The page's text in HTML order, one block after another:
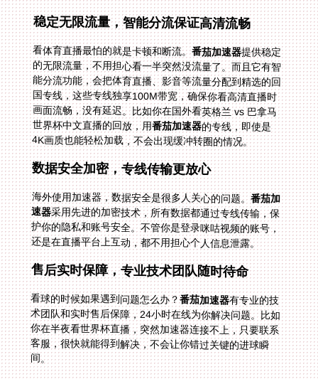
稳定无限流量，智能分流保证高清流畅
看体育直播最怕的就是卡顿和断流。番茄加速器提供稳定
的无限流量，不用担心看一半突然没流量了。而且它有智
能分流功能，会把体育直播、影音等流量分配到精选的回
国专线，这些专线独享100M带宽，确保你看高清直播时
画面流畅，没有延迟。比如你在国外看英格兰 vs 巴拿马
世界杯中文直播的回放，用番茄加速器的专线，即使是
4K画质也能轻松加载，不会出现缓冲转圈的情况。
数据安全加密，专线传输更放心
海外使用加速器，数据安全是很多人关心的问题。番茄加
速器采用先进的加密技术，所有数据都通过专线传输，保
护你的隐私和账号安全。不管你是登录咪咕视频的账号，
还是在直播平台上互动，都不用担心个人信息泄露。
售后实时保障，专业技术团队随时待命
看球的时候如果遇到问题怎么办？番茄加速器有专业的技
术团队和实时售后保障，24小时在线为你解决问题。比如
你在半夜看世界杯直播，突然加速器连接不上，只要联系
客服，很快就能得到解决，不会让你错过关键的进球瞬
间。